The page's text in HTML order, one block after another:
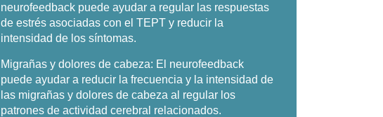
neurofeedback puede ayudar a regular las respuestas
de estrés asociadas con el TEPT y reducir la
intensidad de los síntomas.
Migrañas y dolores de cabeza: El neurofeedback
puede ayudar a reducir la frecuencia y la intensidad de
las migrañas y dolores de cabeza al regular los
patrones de actividad cerebral relacionados.